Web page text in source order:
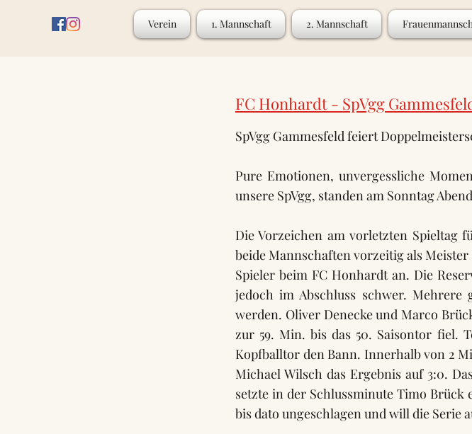
Verein 1. Mannschaft 2. Mannschaft
FC Honhardt - SpVgg
SpVgg Gammesfeld feiert
Pure Emotionen, unvergessliche
unsere SpVgg, standen am Sonntag
Die Vorzeichen am vorletzten Spieltag
beide Mannschaften vorzeitig als
Spieler beim FC Honhardt an. Die
jedoch im Abschluss schwer.
werden. Oliver Denecke und Marco
zur 59. Min. bis das 50. Saisontor fiel.
Kopfballtor den Bann. Innerhalb von 2
Michael Wilsch das Ergebnis auf 3:0.
setzte in der Schlussminute Timo Brück
bis dato ungeschlagen und will die Serie